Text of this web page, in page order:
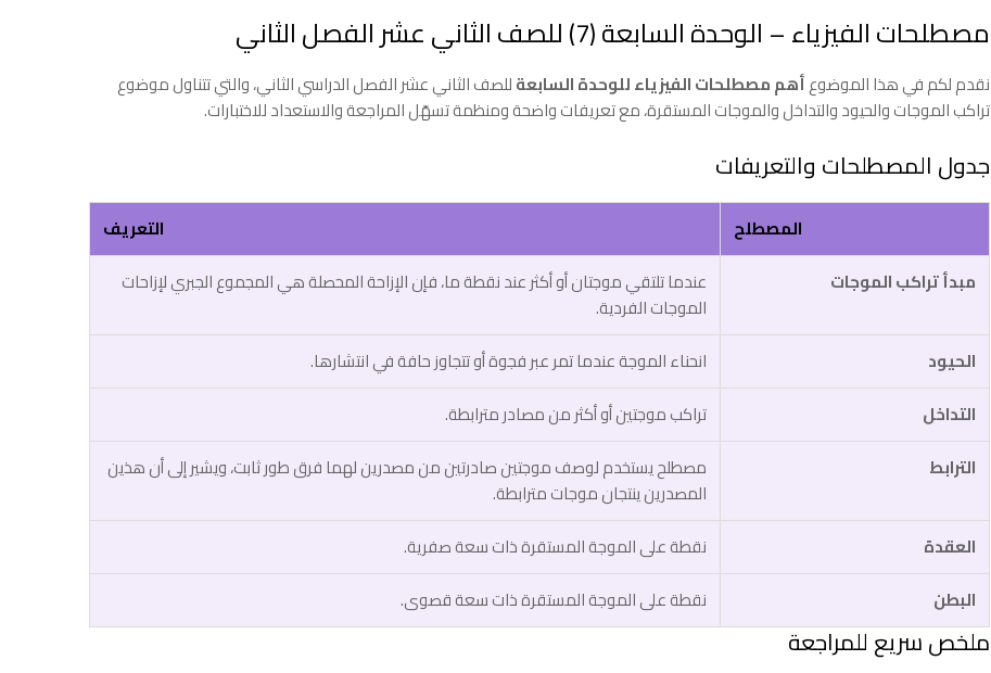
مصطلحات الفيزياء – الوحدة السابعة (7) للصف الثاني عشر الفصل الثاني
نقدم لكم في هذا الموضوعأهم مصطلحات الفيزياء للوحدة السابعةللصف الثاني عشر الفصل الدراسي الثاني، والتي تتناول موضوع
تراكب الموجات والحيود والتداخل والموجات المستقرة، مع تعريفات واضحة ومنظمة تسهّل المراجعة والاستعداد للاختبارات.
جدول المصطلحات والتعريفات
المصطلح
التعريف
مبدأ تراكب الموجات
عندما تلتقي موجتان أو أكثر عند نقطة ما، فإن الإزاحة المحصلة هي المجموع الجبري لإزاحات
الموجات الفردية.
الحيود
انحناء الموجة عندما تمر عبر فجوة أو تتجاوز حافة في انتشارها.
التداخل
تراكب موجتين أو أكثر من مصادر مترابطة.
الترابط
مصطلح يستخدم لوصف موجتين صادرتين من مصدرين لهما فرق طور ثابت، ويشير إلى أن هذين
المصدرين ينتجان موجات مترابطة.
العقدة
نقطة على الموجة المستقرة ذات سعة صفرية.
البطن
نقطة على الموجة المستقرة ذات سعة قصوى.
ملخص سريع للمراجعة